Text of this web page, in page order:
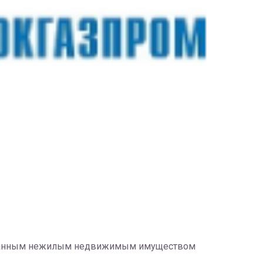
нежилым недвижимым имуществом